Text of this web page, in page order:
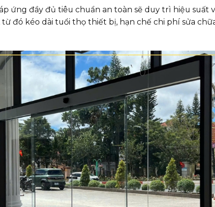
ứng đầy đủ tiêu chuẩn an toàn sẽ duy trì hiệu suất
đó kéo dài tuổi thọ thiết bị, hạn chế chi phí sửa